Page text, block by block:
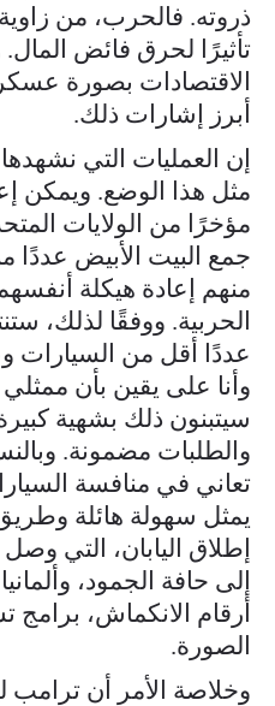
ذروته. فالحرب، من زاوية
تأثيرًا لحرق فائض المال.
الاقتصادات بصورة
أبرز إشارات ذلك.
إن العمليات التي
مثل هذا الوضع. ويمكن
مؤخرًا من الولايات
جمع البيت الأبيض
منهم إعادة هيكلة
الحربية. ووفقًا لذلك،
عددًا أقل من السيارات
وأنا على يقين بأن
سيتبنون ذلك بشهية
والطلبات مضمونة.
تعاني في منافسة
يمثل سهولة هائلة
إطلاق اليابان، التي
إلى حافة الجمود،
أرقام الانكماش،
الصورة.
وخلاصة الأمر أن ترامب